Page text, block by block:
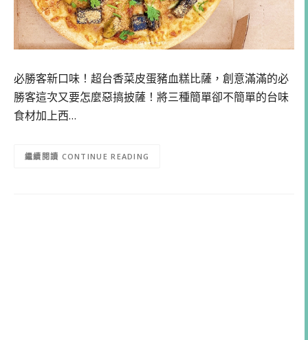
必勝客新口味！超台香菜皮蛋豬血糕比薩，創意滿滿的必
勝客這次又要怎麼惡搞披薩！將三種簡單卻不簡單的台味
食材加上西…
CONTINUE READING